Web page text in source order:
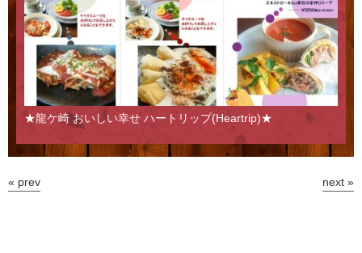
★龍ケ崎 おいしい幸せ ハートリップ(Heartrip)★
« prev next »